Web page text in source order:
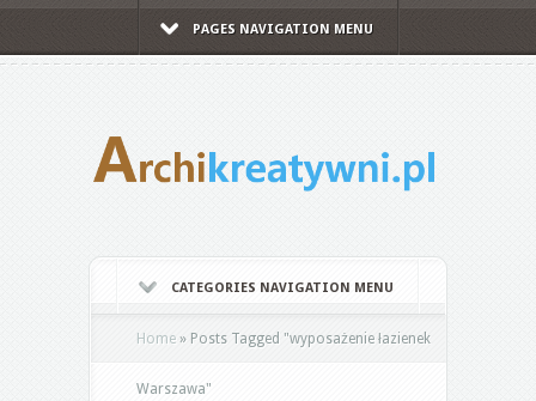
PAGES NAVIGATION MENU
CATEGORIES NAVIGATION MENU
Home » Posts Tagged "wyposażenie łazienek
Warszawa"